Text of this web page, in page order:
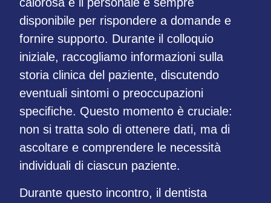
disponibile per rispondere a domande e
fornire supporto. Durante il colloquio
iniziale, raccogliamo informazioni sulla
storia clinica del paziente, discutendo
eventuali sintomi o preoccupazioni
specifiche. Questo momento è cruciale:
non si tratta solo di ottenere dati, ma di
ascoltare e comprendere le necessità
individuali di ciascun paziente.
Durante questo incontro, il dentista